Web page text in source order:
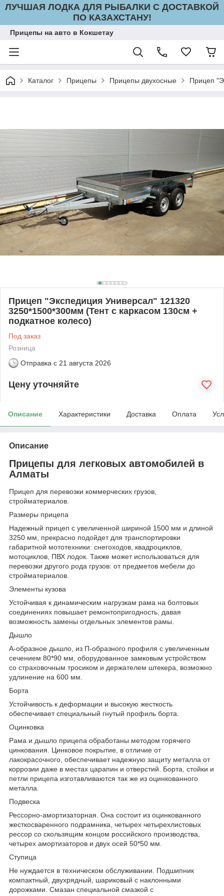
ЛУЧШАЯ ЛОДКА ДЛЯ РЫБАЛКИ С ДОСТАВКОЙ
ПО КАЗАХСТАНУ!
Прицепы на авто в Кокшетау
Каталог Прицепы Прицепы двухосные Прицеп
Прицеп "Экспедиция Универсал" 121320
3250*1500*300мм (Тент с каркасом 130см +
подкатное колесо)
Под заказ
Розница
Отправка с 21 августа 2026
Цену уточняйте
Описание Характеристики Доставка Оплата
Описание
Прицепы для легковых автомобилей в
Алматы
Прицеп для перевозки коммерческих грузов,
стройматериалов.
Размеры прицепа
Надежный прицеп с увеличенной шириной 1500 мм и длиной
3250 мм, прекрасно подойдет для транспортировки
габаритной мототехники: снегоходов, квадроциклов,
мотоциклов, ПВХ лодок. Также может использоваться для
перевозки другого рода грузов: от предметов мебели до
стройматериалов.
Элементы кузова
Устойчивая к динамическим нагрузкам рама на болтовых
соединениях повышает ремонтопригодность, давая
возможность замены отдельных элементов рамы.
Дышло
А-образное дышло, из П-образного профиля с увеличенным
сечением 80*90 мм, оборудованное замковым устройством
со страховочным тросиком и держателем штекера, возможно
удлинение на 600 мм.
Борта
Устойчивость к деформации и высокую жесткость
обеспечивает специальный гнутый профиль борта.
Оцинковка
Рама и дышло прицепа обработаны методом горячего
цинкования. Цинковое покрытие, в отличие от
лакокрасочного, обеспечивает надежную защиту металла от
коррозии даже в местах царапин и отверстий. Борта, стойки и
петли прицепа изготавливаются так же из оцинкованного
металла.
Подвеска
Рессорно-амортизаторная. Она состоит из оцинкованного
жесткосваренного подрамника, четырех четырехлистовых
рессор со скользящим концом российского производства,
четырех амортизаторов и двух осей 50*50 мм.
Ступица
Не нуждается в техническом обслуживании. Подшипник
компактный, двухрядный, шариковый с наклонными
дорожками. Смазан специальной смазкой с